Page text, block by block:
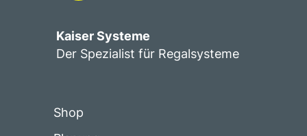
Kaiser Systeme
Der Spezialist für Regalsysteme
Shop